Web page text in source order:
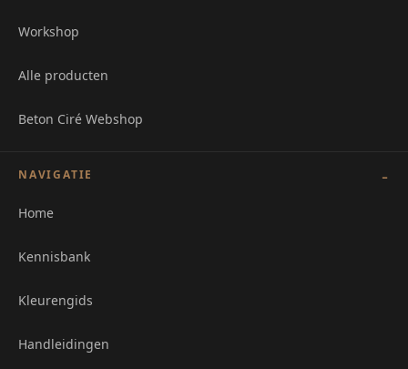
Workshop
Alle producten
Beton Ciré Webshop
NAVIGATIE
Home
Kennisbank
Kleurengids
Handleidingen